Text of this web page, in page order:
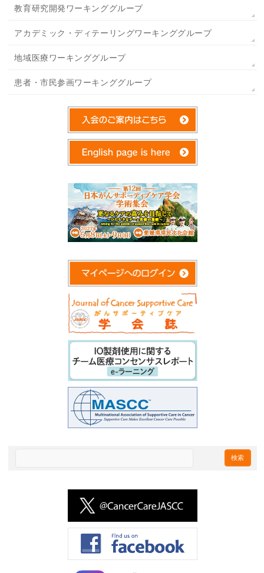
教育研究開発ワーキンググループ
アカデミック・ディテーリングワーキンググループ
地域医療ワーキンググループ
患者・市民参画ワーキンググループ